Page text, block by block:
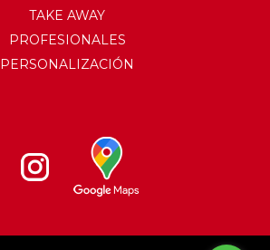
TAKE AWAY
PROFESIONALES
PERSONALIZACIÓN